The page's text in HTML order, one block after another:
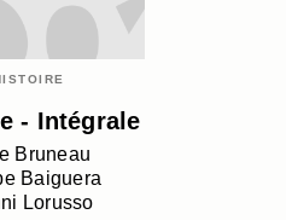
- Intégrale
Bruneau
Baiguera
Lorusso